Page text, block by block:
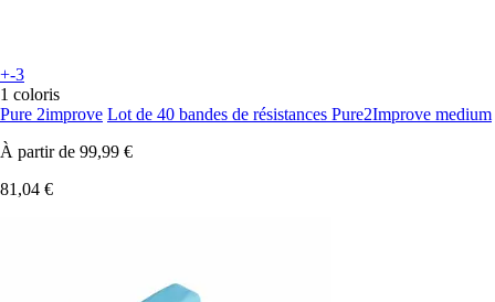
+-3
1 coloris
Pure 2improve Lot de 40 bandes de résistances Pure2Improve medium
À partir de 99,99 €
81,04 €